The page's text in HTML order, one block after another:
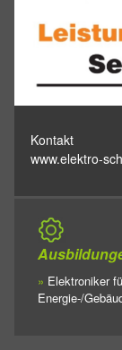
Kontakt
www.elektro-
» Elektroniker
Energie-/